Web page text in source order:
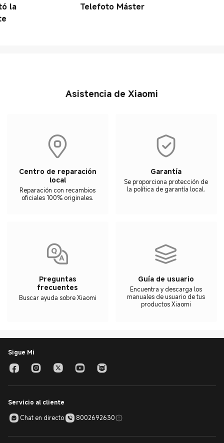
la
Telefoto Máster
Asistencia de Xiaomi
Centro de reparación
local
Reparación con recambios
oficiales 100% originales.
Garantía
Se proporciona protección de
la política de garantía local.
Preguntas
frecuentes
Buscar ayuda sobre Xiaomi
Guía de usuario
Encuentra y descarga los
manuales de usuario de tus
productos Xiaomi
Sigue Mi
Servicio al cliente
Chat en directo
8002692630